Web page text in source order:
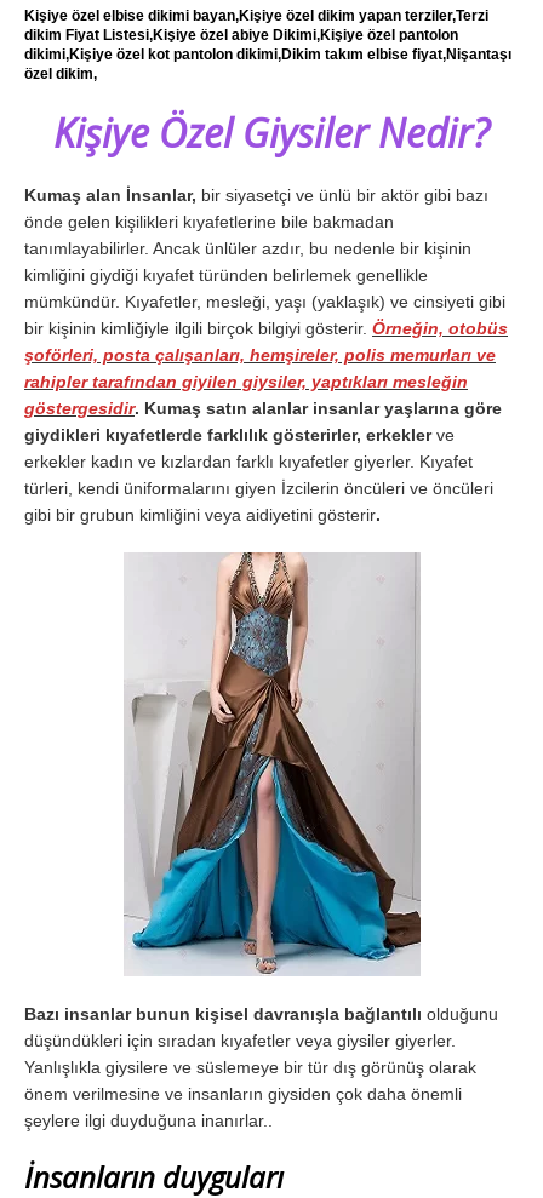
Kişiye özel elbise dikimi bayan,Kişiye özel dikim yapan terziler,Terzi
dikim Fiyat Listesi,Kişiye özel abiye Dikimi,Kişiye özel pantolon
dikimi,Kişiye özel kot pantolon dikimi,Dikim takım elbise fiyat,Nişantaşı
özel dikim,
Kişiye Özel Giysiler Nedir?
Kumaş alan İnsanlar, bir siyasetçi ve ünlü bir aktör gibi bazı
önde gelen kişilikleri kıyafetlerine bile bakmadan
tanımlayabilirler. Ancak ünlüler azdır, bu nedenle bir kişinin
kimliğini giydiği kıyafet türünden belirlemek genellikle
mümkündür. Kıyafetler, mesleği, yaşı (yaklaşık) ve cinsiyeti gibi
bir kişinin kimliğiyle ilgili birçok bilgiyi gösterir. Örneğin, otobüs
şoförleri, posta çalışanları, hemşireler, polis memurları ve
rahipler tarafından giyilen giysiler, yaptıkları mesleğin
göstergesidir. Kumaş satın alanlar insanlar yaşlarına göre
giydikleri kıyafetlerde farklılık gösterirler, erkeklerve
erkekler kadın ve kızlardan farklı kıyafetler giyerler. Kıyafet
türleri, kendi üniformalarını giyen İzcilerin öncüleri ve öncüleri
gibi bir grubun kimliğini veya aidiyetini gösterir.
Bazı insanlar bunun kişisel davranışla bağlantılı olduğunu
düşündükleri için sıradan kıyafetler veya giysiler giyerler.
Yanlışlıkla giysilere ve süslemeye bir tür dış görünüş olarak
önem verilmesine ve insanların giysiden çok daha önemli
şeylere ilgi duyduğuna inanırlar..
İnsanların duyguları